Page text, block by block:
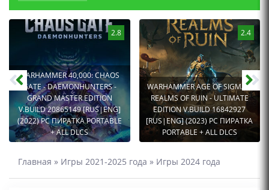
2.8
WARHAMMER 40,000: CHAOS
GATE - DAEMONHUNTERS -
GRAND MASTER EDITION
V.BUILD 20865149 [RUS|ENG]
(2022) PC ПИРАТКА PORTABLE
+ ALL DLCS
2.4
WARHAMMER AGE OF SIGMAR:
REALMS OF RUIN - ULTIMATE
EDITION V.BUILD 16842927
[RUS|ENG] (2023) PC ПИРАТКА
PORTABLE + ALL DLCS
Главная » Игры 2021-2025 года » Игры 2024 года